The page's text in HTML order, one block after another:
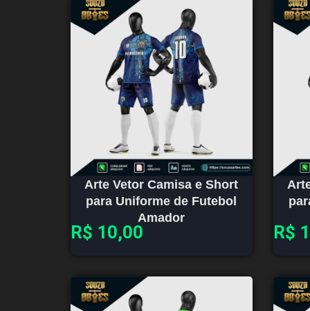
Arte Vetor Camisa e Short
para Uniforme de Futebol
Amador
R$ 10,00 R$